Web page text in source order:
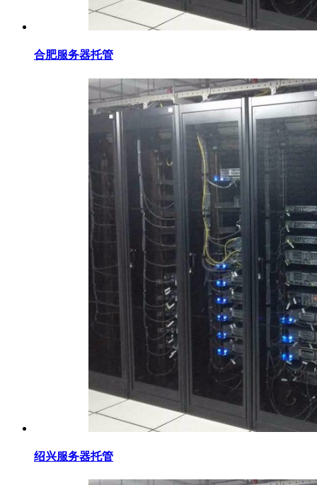
合肥服务器托管
绍兴服务器托管